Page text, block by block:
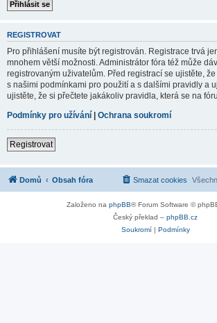
REGISTROVAT
Pro přihlášení musíte být registrován. Registrace trvá
mnohem větší možnosti. Administrátor fóra též může
registrovaným uživatelům. Před registrací se ujistěte,
s našimi podmínkami pro použití a s dalšími pravidly a
ujistěte, že si přečtete jakákoliv pravidla, která se na
Podmínky pro užívání | Ochrana soukromí
Registrovat
Domů Obsah fóra Smazat cookies
Založeno na phpBB® Forum Software ©
Český překlad – phpBB.cz
Soukromí| Podmínky